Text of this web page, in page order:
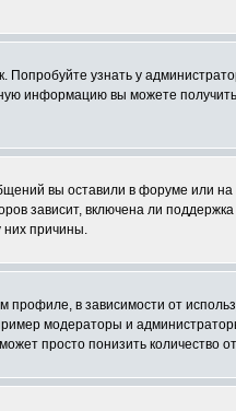
Попробуйте узнать у
информацию вы можете
вы оставили в форуме или
зависит, включена ли
них причины.
в зависимости от
модераторы и
просто понизить количество